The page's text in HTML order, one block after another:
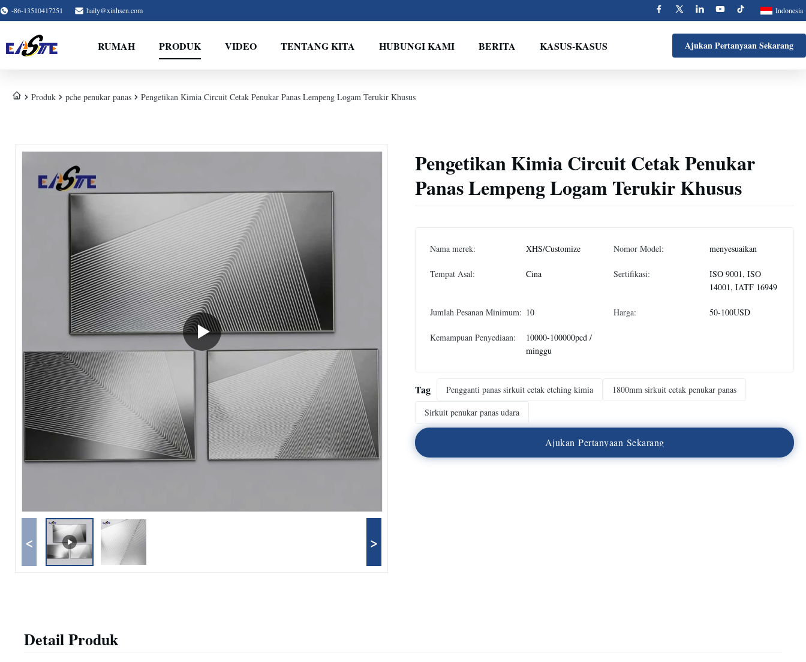
-86-13510417251 haily@xinhsen.com Indonesia
RUMAH PRODUK VIDEO TENTANG KITA HUBUNGI KAMI BERITA KASUS-KASUS Ajukan Pertanyaan Sekarang
Produk pche penukar panas Pengetikan Kimia Circuit Cetak Penukar Panas Lempeng Logam Terukir Khusus
< >
Pengetikan Kimia Circuit Cetak Penukar
Panas Lempeng Logam Terukir Khusus
Nama merek: XHS/Customize Nomor Model: menyesuaikan
Tempat Asal: Cina Sertifikasi:
ISO 9001, ISO
14001, IATF 16949
Jumlah Pesanan Minimum: 10 Harga: 50-100USD
Kemampuan Penyediaan:
10000-100000pcd /
minggu
Tag Pengganti panas sirkuit cetak etching kimia
1800mm sirkuit cetak penukar panas
Sirkuit penukar panas udara
Ajukan Pertanyaan Sekarang
Detail Produk